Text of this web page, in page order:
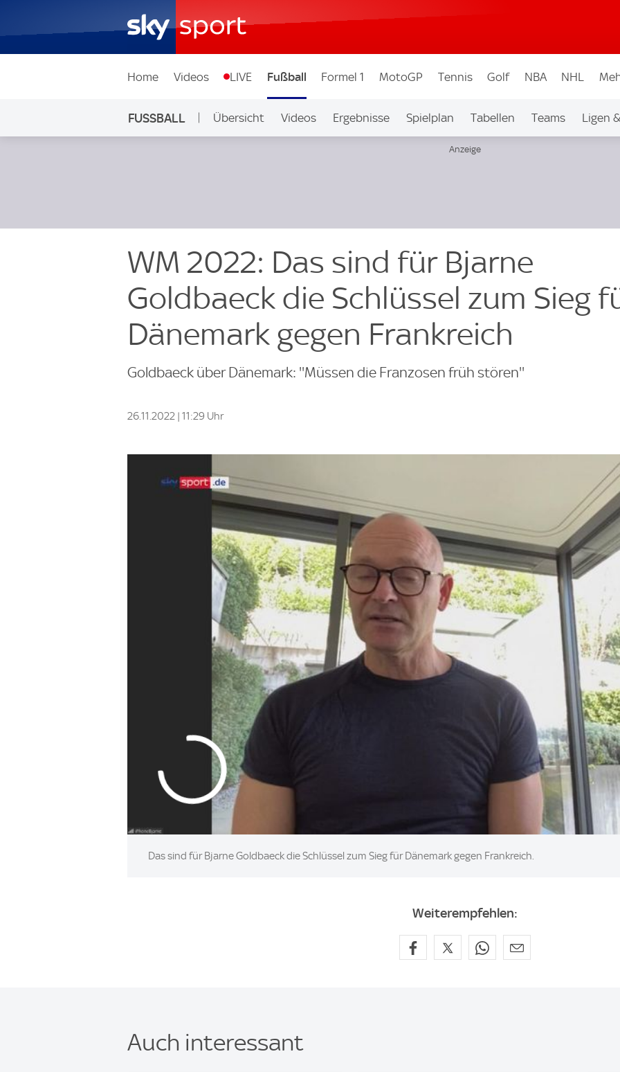
Home Videos LIVE Fußball Formel 1 MotoGP Tennis Golf NBA NHL
FUSSBALL Übersicht Videos Ergebnisse Spielplan Tabellen Teams Ligen
WM 2022: Das sind für Bjarne
Goldbaeck die Schlüssel zum Sieg
Dänemark gegen Frankreich
Goldbaeck über Dänemark: ''Müssen die Franzosen früh stören''
26.11.2022 | 11:29 Uhr
Das sind für Bjarne Goldbaeck die Schlüssel zum Sieg für Dänemark gegen Frankreich.
Weiterempfehlen:
Auch interessant